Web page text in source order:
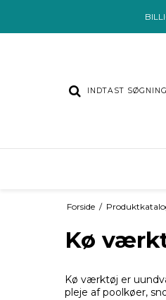
Forside /
Kø
Kø værktøj er
pleje af poolkøer,